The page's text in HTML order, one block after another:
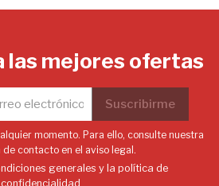
las mejores ofertas
momento. Para ello, consulte nuestra
contacto en el aviso legal.
generales y la política de
confidencialidad